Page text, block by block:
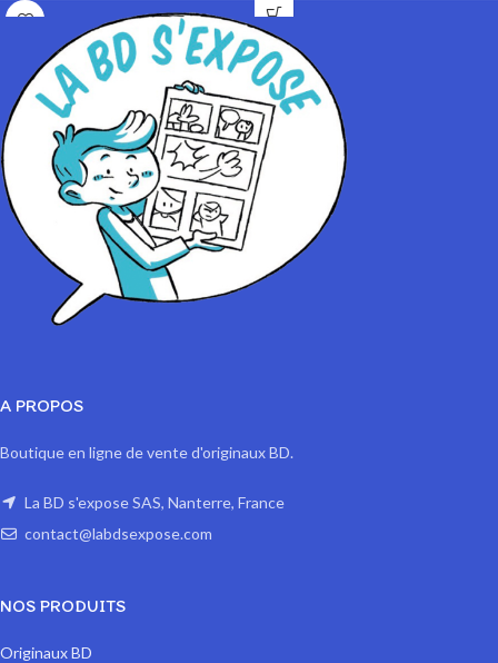
1 à 10/10.
Format A3 : 10 exemplaires numérotés
1 à 10/10
Impression sur papier 200 gr Satiné
1 à 10/10
Impression sur papier 200 gr Satiné
A PROPOS
Boutique en ligne de vente d'originaux BD.
La BD s'expose SAS, Nanterre, France
contact@labdsexpose.com
NOS PRODUITS
Originaux BD